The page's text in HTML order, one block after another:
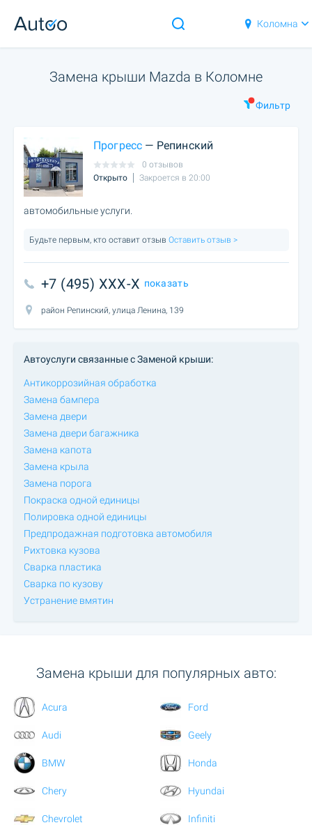
Коломна
Замена крыши Mazda в Коломне
Фильтр
Прогресс — Репинский
0 отзывов
Открыто
Закроется в 20:00
автомобильные услуги.
Будьте первым, кто оставит отзыв Оставить отзыв >
+7 (495) XXX-X показать
район Репинский, улица Ленина, 139
Автоуслуги связанные с Заменой крыши:
Антикоррозийная обработка
Замена бампера
Замена двери
Замена двери багажника
Замена капота
Замена крыла
Замена порога
Покраска одной единицы
Полировка одной единицы
Предпродажная подготовка автомобиля
Рихтовка кузова
Сварка пластика
Сварка по кузову
Устранение вмятин
Замена крыши для популярных авто:
Acura
Audi
BMW
Chery
Chevrolet
Ford
Geely
Honda
Hyundai
Infiniti